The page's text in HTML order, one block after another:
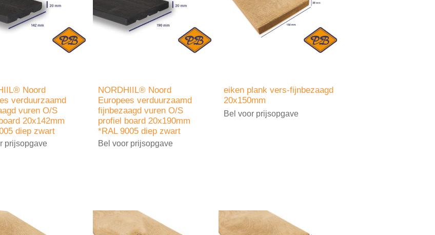
Noord
verduurzaamd
vuren O/S
20x142mm
diep zwart
prijsopgave
NORDHIIL® Noord
Europees verduurzaamd
fijnbezaagd vuren O/S
profiel board 20x190mm
*RAL 9005 diep zwart
Bel voor prijsopgave
eiken plank vers-fijnbezaagd
20x150mm
Bel voor prijsopgave